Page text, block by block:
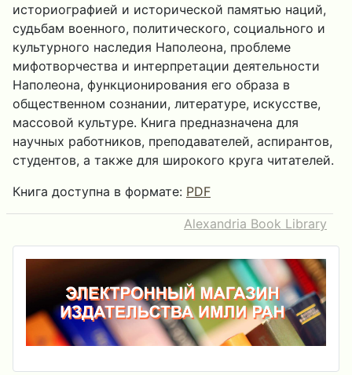
историографией и исторической памятью наций,
судьбам военного, политического, социального и
культурного наследия Наполеона, проблеме
мифотворчества и интерпретации деятельности
Наполеона, функционирования его образа в
общественном сознании, литературе, искусстве,
массовой культуре. Книга предназначена для
научных работников, преподавателей, аспирантов,
студентов, а также для широкого круга читателей.
Книга доступна в формате: PDF
Alexandria Book Library